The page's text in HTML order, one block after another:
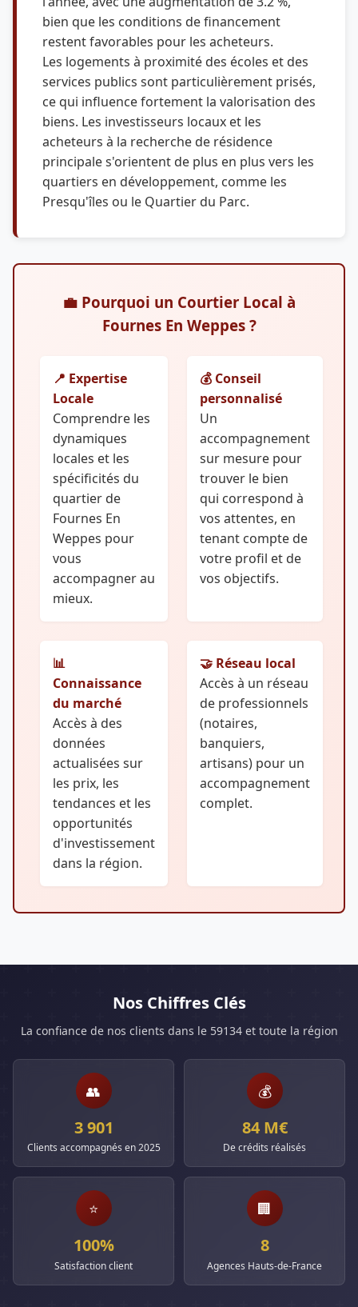
bien que les conditions de financement
restent favorables pour les acheteurs.
Les logements à proximité des écoles et des
services publics sont particulièrement prisés,
ce qui influence fortement la valorisation des
biens. Les investisseurs locaux et les
acheteurs à la recherche de résidence
principale s'orientent de plus en plus vers les
quartiers en développement, comme les
Presqu'îles ou le Quartier du Parc.
💼 Pourquoi un Courtier Local à
Fournes En Weppes ?
📍 Expertise
Locale
Comprendre les
dynamiques
locales et les
spécificités du
quartier de
Fournes En
Weppes pour
vous
accompagner au
mieux.
💰 Conseil
personnalisé
Un
accompagnement
sur mesure pour
trouver le bien
qui correspond à
vos attentes, en
tenant compte de
votre profil et de
vos objectifs.
📊
Connaissance
du marché
Accès à des
données
actualisées sur
les prix, les
tendances et les
opportunités
d'investissement
dans la région.
🤝 Réseau local
Accès à un réseau
de professionnels
(notaires,
banquiers,
artisans) pour un
accompagnement
complet.
Nos Chiffres Clés
La confiance de nos clients dans le 59134 et toute la région
👥
3 901
Clients accompagnés en 2025
💰
84 M€
De crédits réalisés
⭐
100%
Satisfaction client
🏢
8
Agences Hauts-de-France